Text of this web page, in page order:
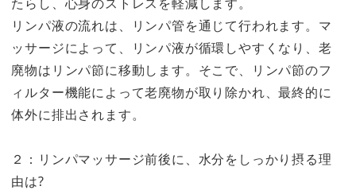
リンパ液の流れは、リンパ管を通じて行われます。マ
ッサージによって、リンパ液が循環しやすくなり、老
廃物はリンパ節に移動します。そこで、リンパ節のフ
ィルター機能によって老廃物が取り除かれ、最終的に
体外に排出されます。
２：リンパマッサージ前後に、水分をしっかり摂る理
由は?